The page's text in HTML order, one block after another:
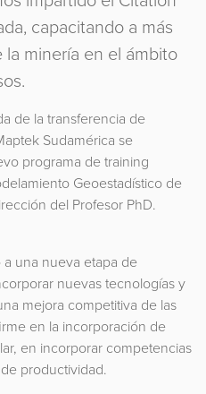
capacitando a más
minería en el ámbito
de la transferencia de
Sudamérica se
programa de training
Geoestadístico de
del Profesor PhD.
una nueva etapa de
nuevas tecnologías y
mejora competitiva de las
en la incorporación de
en incorporar competencias
productividad.